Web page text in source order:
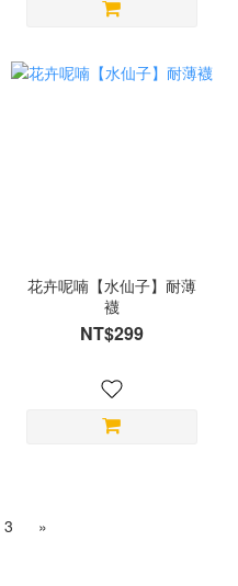
花卉呢喃【水仙子】耐薄
襪
NT$299
3 »